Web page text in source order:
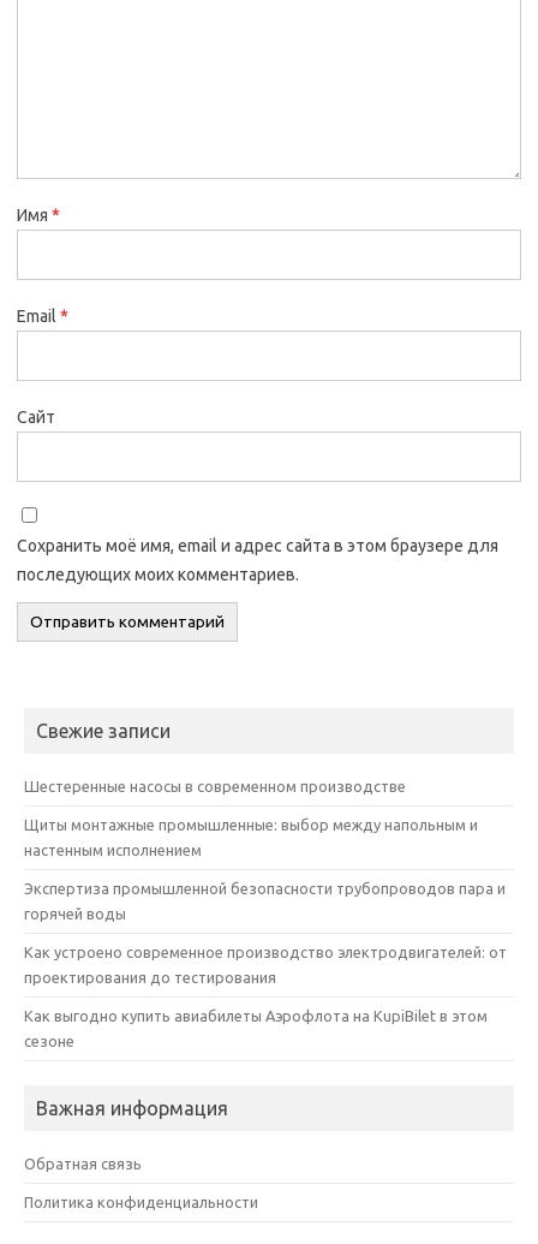
Имя *
Email *
Сайт
Сохранить моё имя, email и адрес сайта в этом браузере для
последующих моих комментариев.
Свежие записи
Шестеренные насосы в современном производстве
Щиты монтажные промышленные: выбор между напольным и
настенным исполнением
Экспертиза промышленной безопасности трубопроводов пара и
горячей воды
Как устроено современное производство электродвигателей: от
проектирования до тестирования
Как выгодно купить авиабилеты Аэрофлота на KupiBilet в этом
сезоне
Важная информация
Обратная связь
Политика конфиденциальности